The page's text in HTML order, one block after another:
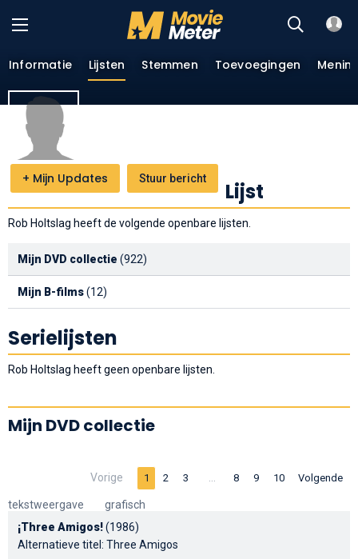
+ Mijn Updates Stuur bericht
Informatie Lijsten Stemmen Toevoegingen
Lijst
Rob Holtslag heeft de volgende openbare lijsten.
Mijn DVD collectie (922)
Mijn B-films(12)
Serielijsten
Rob Holtslag heeft geen openbare lijsten.
Mijn DVD collectie
Vorige 1 2 3 … 8 9 10 Volgende
tekstweergave
grafisch
¡Three Amigos!(1986)
Alternatieve titel: Three Amigos